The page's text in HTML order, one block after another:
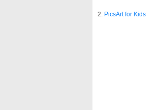
2. PicsArt for Kids